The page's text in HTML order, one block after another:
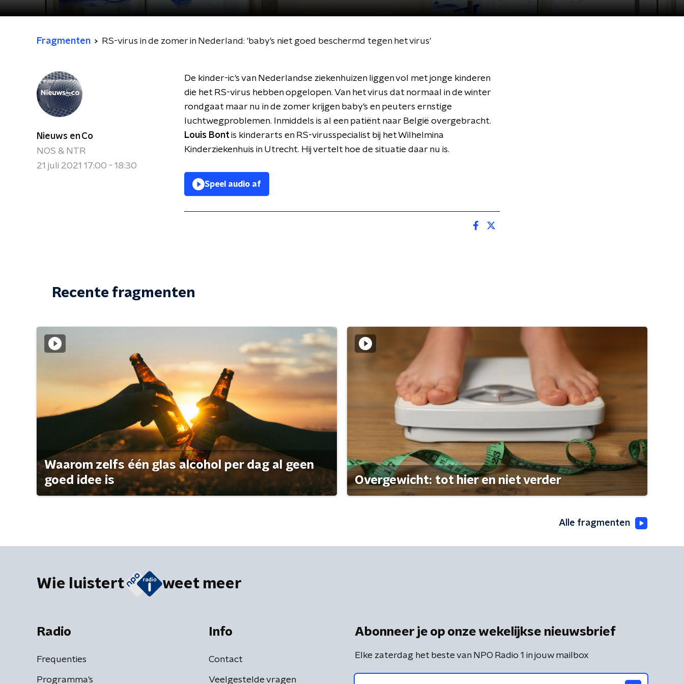
Fragmenten RS-virus in de zomer in Nederland: 'baby's niet goed beschermd tegen het virus'
Nieuws en Co
NOS & NTR
21 juli 2021 17:00 - 18:30
De kinder-ic's van Nederlandse ziekenhuizen liggen vol met jonge kinderen
die het RS-virus hebben opgelopen. Van het virus dat normaal in de winter
rondgaat maar nu in de zomer krijgen baby's en peuters ernstige
luchtwegproblemen. Inmiddels is al een patiënt naar België overgebracht.
Louis Bontis kinderarts en RS-virusspecialist bij het Wilhelmina
Kinderziekenhuis in Utrecht. Hij vertelt hoe de situatie daar nu is.
Speel audio af
Recente fragmenten
Waarom zelfs één glas alcohol per dag al geen
goed idee is
Overgewicht: tot hier en niet verder
Alle fragmenten
Wie luistert weet meer
Radio
Frequenties
Programma's
Info
Contact
Veelgestelde vragen
Abonneer je op onze wekelijkse nieuwsbrief
Elke zaterdag het beste van NPO Radio 1 in jouw mailbox